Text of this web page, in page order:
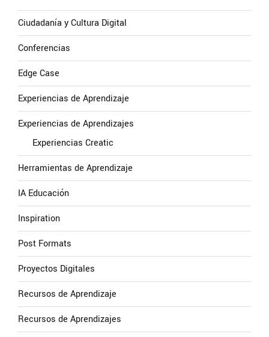
Ciudadanía y Cultura Digital
Conferencias
Edge Case
Experiencias de Aprendizaje
Experiencias de Aprendizajes
Experiencias Creatic
Herramientas de Aprendizaje
IA Educación
Inspiration
Post Formats
Proyectos Digitales
Recursos de Aprendizaje
Recursos de Aprendizajes